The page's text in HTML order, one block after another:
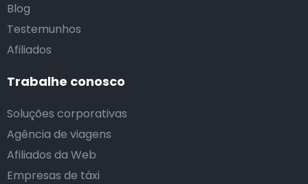
Blog
Testemunhos
Afiliados
Trabalhe conosco
Soluções corporativas
Agência de viagens
Afiliados da Web
Empresas de táxi